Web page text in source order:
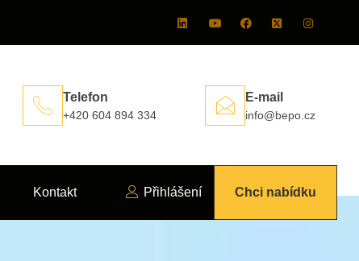
Telefon
+420 604 894 334
E-mail
info@bepo.cz
Kontakt Přihlášení Chci nabídku